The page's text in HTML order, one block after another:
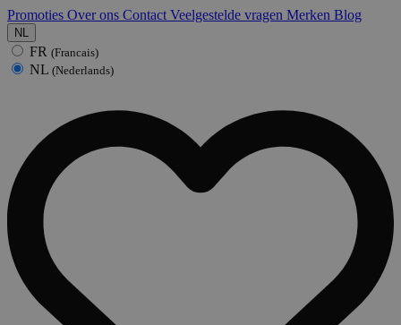
Promoties Over ons Contact Veelgestelde vragen Merken Blog
NL
FR (Francais)
NL (Nederlands)